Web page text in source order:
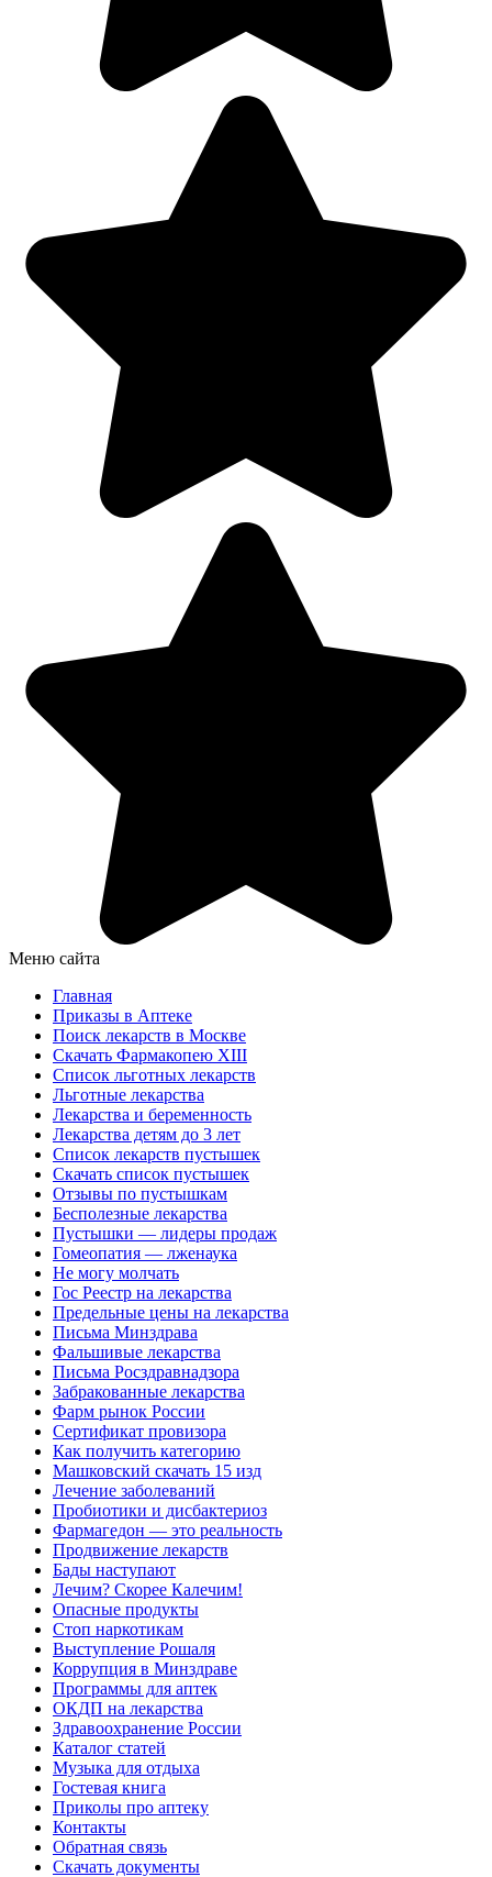
Меню сайта
Главная
Приказы в Аптеке
Поиск лекарств в Москве
Скачать Фармакопею XIII
Список льготных лекарств
Льготные лекарства
Лекарства и беременность
Лекарства детям до 3 лет
Список лекарств пустышек
Скачать список пустышек
Отзывы по пустышкам
Бесполезные лекарства
Пустышки — лидеры продаж
Гомеопатия — лженаука
Не могу молчать
Гос Реестр на лекарства
Предельные цены на лекарства
Письма Минздрава
Фальшивые лекарства
Письма Росздравнадзора
Забракованные лекарства
Фарм рынок России
Сертификат провизора
Как получить категорию
Машковский скачать 15 изд
Лечение заболеваний
Пробиотики и дисбактериоз
Фармагедон — это реальность
Продвижение лекарств
Бады наступают
Лечим? Скорее Калечим!
Опасные продукты
Стоп наркотикам
Выступление Рошаля
Коррупция в Минздраве
Программы для аптек
ОКДП на лекарства
Здравоохранение России
Каталог статей
Музыка для отдыха
Гостевая книга
Приколы про аптеку
Контакты
Обратная связь
Скачать документы